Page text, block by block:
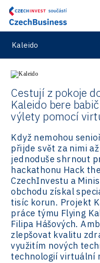
Kaleido
Cestují z pokoje
Kaleido bere
výlety pomocí
Když nemohou
přijde svět za nimi
jednoduše shrnout
hackathonu Hack
CzechInvestu a
obchodu získal
tisíc korun. Projekt
práce týmu Flying
Filipa Hášových.
zlepšovat kvalitu
využitím nových
technologií virtuální